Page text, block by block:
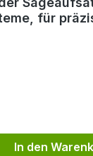
für
In den